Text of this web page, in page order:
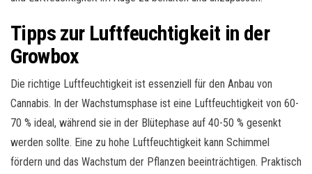
Tipps zur Luftfeuchtigkeit in der
Growbox
Die richtige Luftfeuchtigkeit ist essenziell für den Anbau von
Cannabis. In der Wachstumsphase ist eine Luftfeuchtigkeit von 60-
70 % ideal, während sie in der Blütephase auf 40-50 % gesenkt
werden sollte. Eine zu hohe Luftfeuchtigkeit kann Schimmel
fördern und das Wachstum der Pflanzen beeinträchtigen. Praktisch